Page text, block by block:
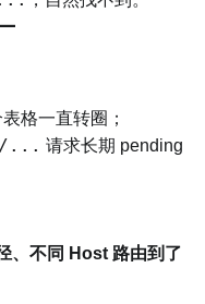
格一直转圈；
... 请求长期 pending
、不同 Host 路由到了